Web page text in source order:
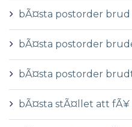
bÃ¤sta postorder
bÃ¤sta postorder
bÃ¤sta postorder
bÃ¤sta stÃ¤llet att